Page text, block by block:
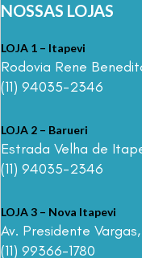
NOSSAS LOJAS
LOJA 1 – Itapevi
Rodovia Rene
(11) 94035-2346
LOJA 2 – Barueri
Estrada Velha de
(11) 94035-2346
LOJA 3 – Nova Itapevi
Av. Presidente Vargas,
(11) 99366-1780